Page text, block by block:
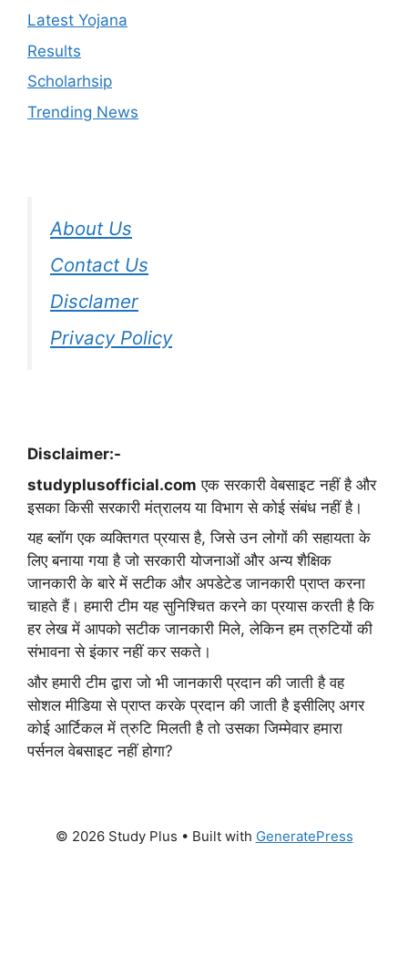
Latest Yojana
Results
Scholarhsip
Trending News
About Us
Contact Us
Disclamer
Privacy Policy
Disclaimer:-
studyplusofficial.com एक सरकारी वेबसाइट नहीं है और
इसका किसी सरकारी मंत्रालय या विभाग से कोई संबंध नहीं है।
यह ब्लॉग एक व्यक्तिगत प्रयास है, जिसे उन लोगों की सहायता के
लिए बनाया गया है जो सरकारी योजनाओं और अन्य शैक्षिक
जानकारी के बारे में सटीक और अपडेटेड जानकारी प्राप्त करना
चाहते हैं। हमारी टीम यह सुनिश्चित करने का प्रयास करती है कि
हर लेख में आपको सटीक जानकारी मिले, लेकिन हम त्रुटियों की
संभावना से इंकार नहीं कर सकते।
और हमारी टीम द्वारा जो भी जानकारी प्रदान की जाती है वह
सोशल मीडिया से प्राप्त करके प्रदान की जाती है इसीलिए अगर
कोई आर्टिकल में त्रुटि मिलती है तो उसका जिम्मेवार हमारा
पर्सनल वेबसाइट नहीं होगा?
© 2026 Study Plus • Built with GeneratePress